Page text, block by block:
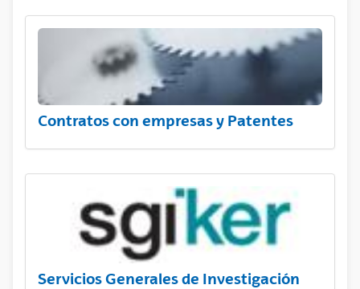
Contratos con empresas y Patentes
Servicios Generales de Investigación